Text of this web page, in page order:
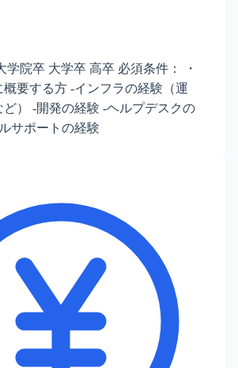
学院卒 大学卒 高卒 必須条件： ・
概要する方 -インフラの経験（運
ど） -開発の経験 -ヘルプデスクの
サポートの経験